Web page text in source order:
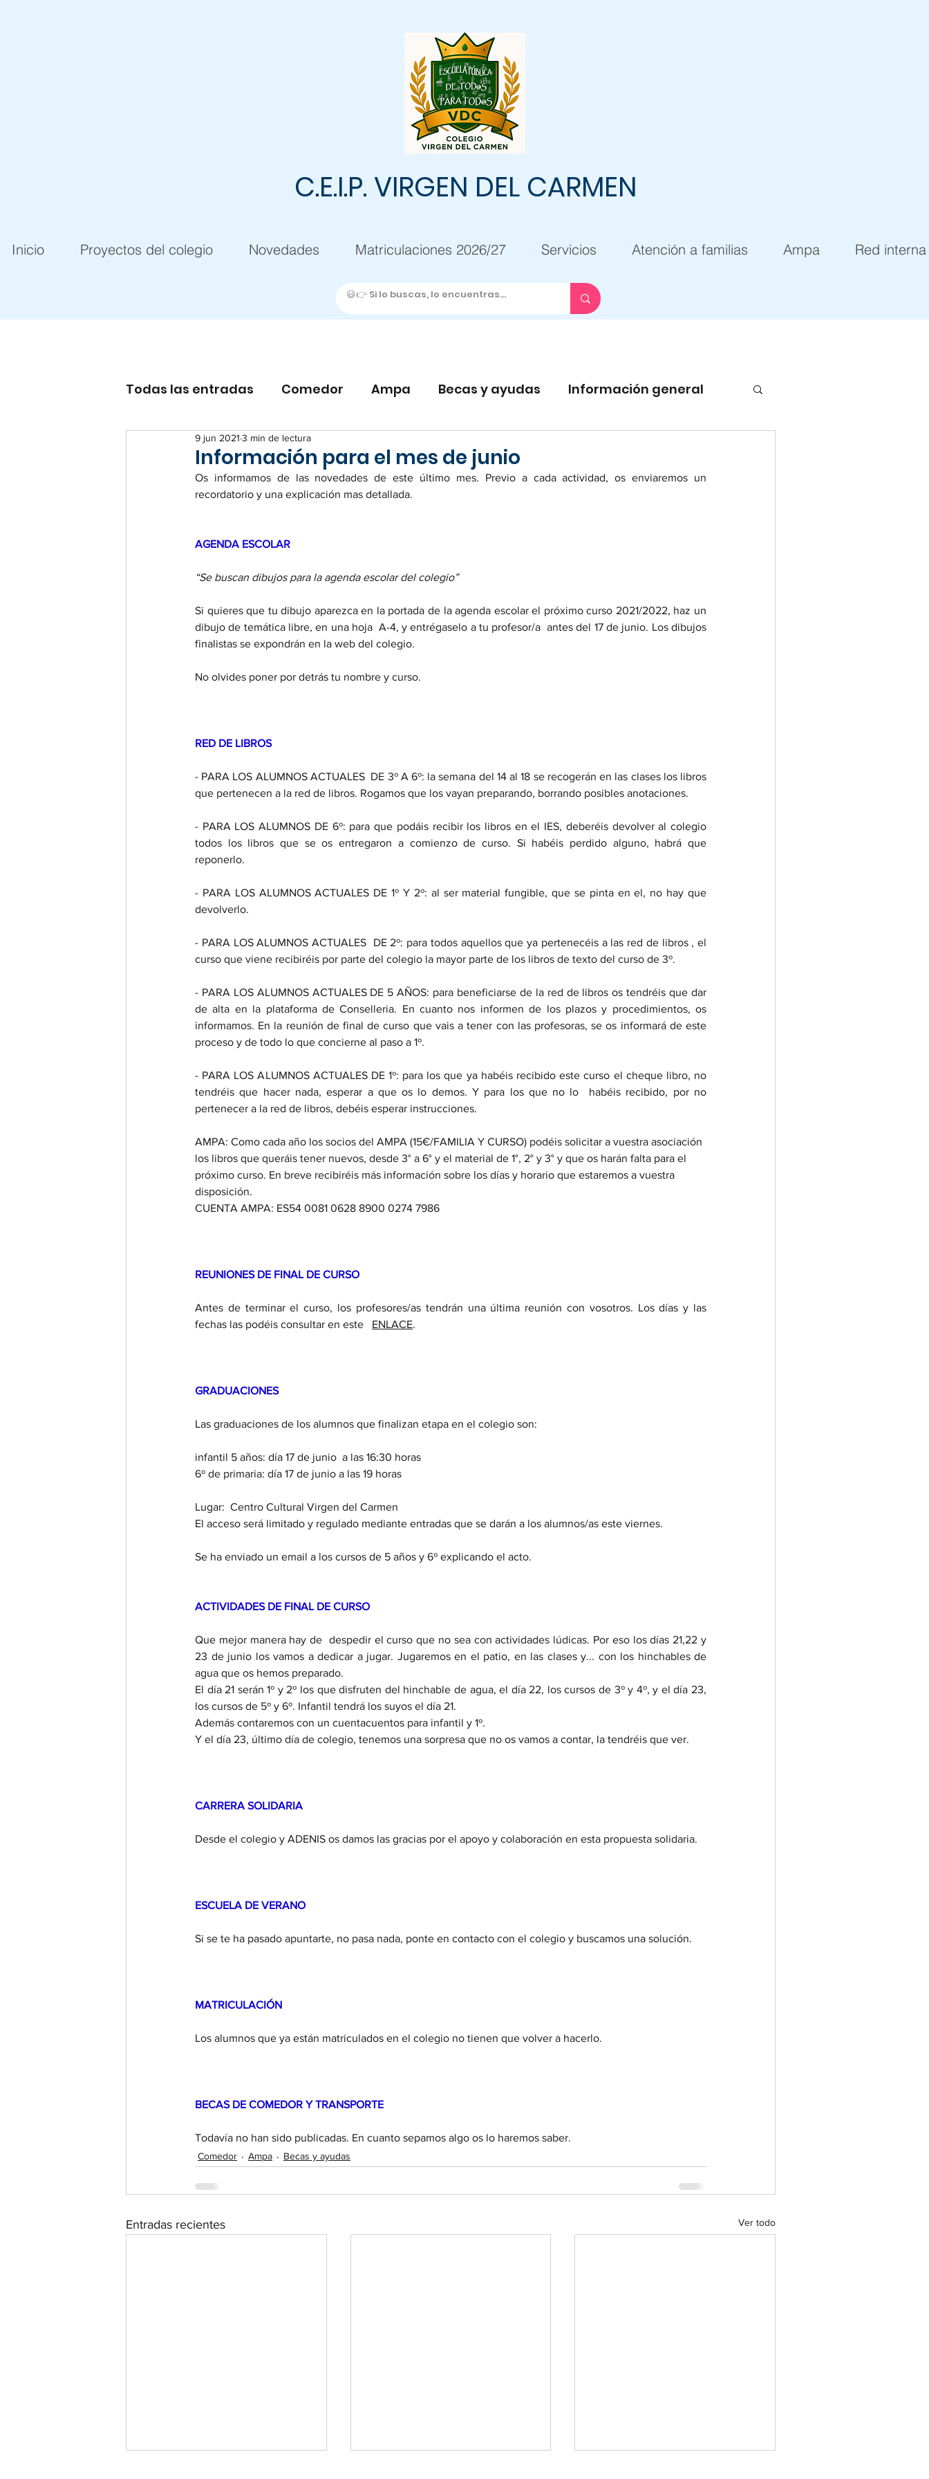
C.E.I.P. VIRGEN DEL CARMEN
Inicio Proyectos del colegio Novedades Matriculaciones 2026/27 Servicios Atención a familias Ampa Red interna
Todas las entradas Comedor Ampa Becas y ayudas Información general
Información para el mes de junio
9 jun 2021 3 min de lectura
Os informamos de las novedades de este último mes. Previo a cada actividad, os enviaremos un
recordatorio y una explicación mas detallada.
AGENDA ESCOLAR
“Se buscan dibujos para la agenda escolar del colegio”
Si quieres que tu dibujo aparezca en la portada de la agenda escolar el próximo curso 2021/2022, haz un
dibujo de temática libre, en una hoja  A-4, y entrégaselo a tu profesor/a  antes del 17 de junio. Los dibujos
finalistas se expondrán en la web del colegio.
No olvides poner por detrás tu nombre y curso.
RED DE LIBROS
- PARA LOS ALUMNOS ACTUALES  DE 3º A 6º: la semana del 14 al 18 se recogerán en las clases los libros
que pertenecen a la red de libros. Rogamos que los vayan preparando, borrando posibles anotaciones.
- PARA LOS ALUMNOS DE 6º: para que podáis recibir los libros en el IES, deberéis devolver al colegio
todos los libros que se os entregaron a comienzo de curso. Si habéis perdido alguno, habrá que
reponerlo.
- PARA LOS ALUMNOS ACTUALES DE 1º Y 2º: al ser material fungible, que se pinta en el, no hay que
devolverlo.
- PARA LOS ALUMNOS ACTUALES  DE 2º: para todos aquellos que ya pertenecéis a las red de libros , el
curso que viene recibiréis por parte del colegio la mayor parte de los libros de texto del curso de 3º.
- PARA LOS ALUMNOS ACTUALES DE 5 AÑOS: para beneficiarse de la red de libros os tendréis que dar
de alta en la plataforma de Conselleria. En cuanto nos informen de los plazos y procedimientos, os
informamos. En la reunión de final de curso que vais a tener con las profesoras, se os informará de este
proceso y de todo lo que concierne al paso a 1º.
- PARA LOS ALUMNOS ACTUALES DE 1º: para los que ya habéis recibido este curso el cheque libro, no
tendréis que hacer nada, esperar a que os lo demos. Y para los que no lo  habéis recibido, por no
pertenecer a la red de libros, debéis esperar instrucciones.
AMPA: Como cada año los socios del AMPA (15€/FAMILIA Y CURSO) podéis solicitar a vuestra asociación
los libros que queráis tener nuevos, desde 3° a 6° y el material de 1°, 2° y 3° y que os harán falta para el
próximo curso. En breve recibiréis más información sobre los días y horario que estaremos a vuestra
disposición.
CUENTA AMPA: ES54 0081 0628 8900 0274 7986
REUNIONES DE FINAL DE CURSO
Antes de terminar el curso, los profesores/as tendrán una última reunión con vosotros. Los días y las
fechas las podéis consultar en este ENLACE.
GRADUACIONES
Las graduaciones de los alumnos que finalizan etapa en el colegio son:
infantil 5 años: día 17 de junio  a las 16:30 horas
6º de primaria: día 17 de junio a las 19 horas
Lugar:  Centro Cultural Virgen del Carmen
El acceso será limitado y regulado mediante entradas que se darán a los alumnos/as este viernes.
Se ha enviado un email a los cursos de 5 años y 6º explicando el acto.
ACTIVIDADES DE FINAL DE CURSO
Que mejor manera hay de  despedir el curso que no sea con actividades lúdicas. Por eso los días 21,22 y
23 de junio los vamos a dedicar a jugar. Jugaremos en el patio, en las clases y... con los hinchables de
agua que os hemos preparado.
El día 21 serán 1º y 2º los que disfruten del hinchable de agua, el día 22, los cursos de 3º y 4º, y el día 23,
los cursos de 5º y 6º. Infantil tendrá los suyos el día 21.
Además contaremos con un cuentacuentos para infantil y 1º.
Y el día 23, último día de colegio, tenemos una sorpresa que no os vamos a contar, la tendréis que ver.
CARRERA SOLIDARIA
Desde el colegio y ADENIS os damos las gracias por el apoyo y colaboración en esta propuesta solidaria.
ESCUELA DE VERANO
Si se te ha pasado apuntarte, no pasa nada, ponte en contacto con el colegio y buscamos una solución.
MATRICULACIÓN
Los alumnos que ya están matriculados en el colegio no tienen que volver a hacerlo.
BECAS DE COMEDOR Y TRANSPORTE
Todavía no han sido publicadas. En cuanto sepamos algo os lo haremos saber.
Comedor Ampa Becas y ayudas
Entradas recientes Ver todo